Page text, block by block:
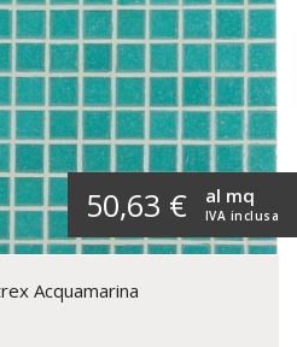
50,63 € IVA inclusa
al mq
Acquamarina